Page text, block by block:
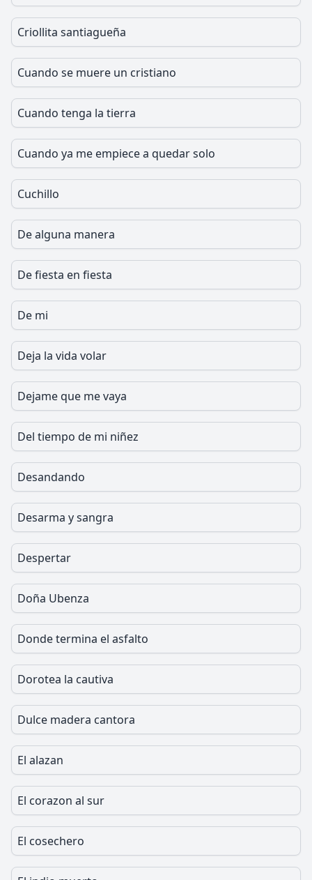
Criollita santiagueña
Cuando se muere un cristiano
Cuando tenga la tierra
Cuando ya me empiece a quedar solo
Cuchillo
De alguna manera
De fiesta en fiesta
De mi
Deja la vida volar
Dejame que me vaya
Del tiempo de mi niñez
Desandando
Desarma y sangra
Despertar
Doña Ubenza
Donde termina el asfalto
Dorotea la cautiva
Dulce madera cantora
El alazan
El corazon al sur
El cosechero